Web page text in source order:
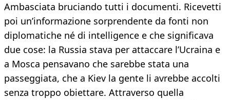
Ambasciata bruciando tutti i documenti. Ricevetti
poi un’informazione sorprendente da fonti non
diplomatiche né di intelligence e che significava
due cose: la Russia stava per attaccare l’Ucraina e
a Mosca pensavano che sarebbe stata una
passeggiata, che a Kiev la gente li avrebbe accolti
senza troppo obiettare. Attraverso quella